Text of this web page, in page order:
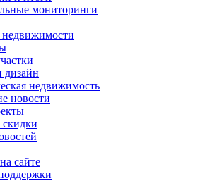
мониторинги
дизайн
недвижимость
новости
сайте